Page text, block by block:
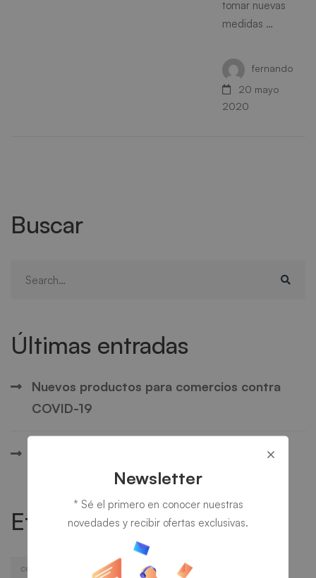
tomar nuevas
medidas …
fernando
20 mayo
2020
Buscar
Últimas entradas
Nuevos productos para comercios contra
COVID-19
Etiquetas
control aforos control temperatura
Newsletter
* Sé el primero en conocer nuestras
novedades y recibir ofertas exclusivas.